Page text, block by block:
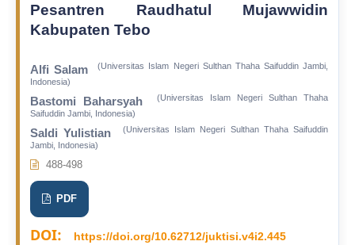
Pesantren Raudhatul Mujawwidin
Kabupaten Tebo
Alfi Salam
(Universitas Islam Negeri Sulthan Thaha Saifuddin Jambi,
Indonesia)
Bastomi Baharsyah
(Universitas Islam Negeri Sulthan Thaha
Saifuddin Jambi, Indonesia)
Saldi Yulistian
(Universitas Islam Negeri Sulthan Thaha Saifuddin
Jambi, Indonesia)
488-498
PDF
DOI: https://doi.org/10.62712/juktisi.v4i2.445